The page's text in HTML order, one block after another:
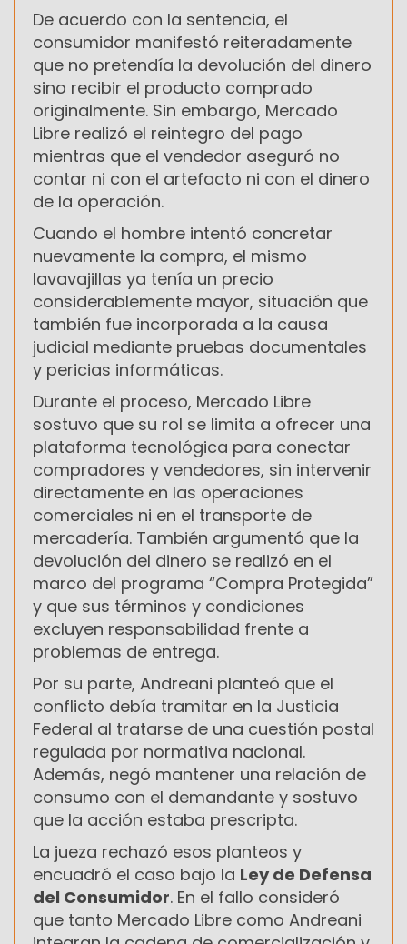
De acuerdo con la sentencia, el
consumidor manifestó reiteradamente
que no pretendía la devolución del dinero
sino recibir el producto comprado
originalmente. Sin embargo, Mercado
Libre realizó el reintegro del pago
mientras que el vendedor aseguró no
contar ni con el artefacto ni con el dinero
de la operación.
Cuando el hombre intentó concretar
nuevamente la compra, el mismo
lavavajillas ya tenía un precio
considerablemente mayor, situación que
también fue incorporada a la causa
judicial mediante pruebas documentales
y pericias informáticas.
Durante el proceso, Mercado Libre
sostuvo que su rol se limita a ofrecer una
plataforma tecnológica para conectar
compradores y vendedores, sin intervenir
directamente en las operaciones
comerciales ni en el transporte de
mercadería. También argumentó que la
devolución del dinero se realizó en el
marco del programa “Compra Protegida”
y que sus términos y condiciones
excluyen responsabilidad frente a
problemas de entrega.
Por su parte, Andreani planteó que el
conflicto debía tramitar en la Justicia
Federal al tratarse de una cuestión postal
regulada por normativa nacional.
Además, negó mantener una relación de
consumo con el demandante y sostuvo
que la acción estaba prescripta.
La jueza rechazó esos planteos y
encuadró el caso bajo la Ley de Defensa
del Consumidor. En el fallo consideró
que tanto Mercado Libre como Andreani